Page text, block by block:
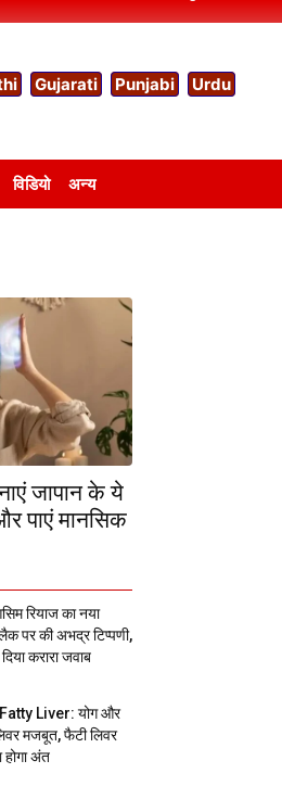
Gujarati Punjabi Urdu
विडियो अन्य
जापान के ये
पाएं मानसिक
रियाज का नया
पर की अभद्र टिप्पणी,
करारा जवाब
Liver: योग और
मजबूत, फैटी लिवर
होगा अंत